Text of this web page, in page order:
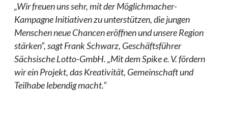
„Wir freuen uns sehr, mit der Möglichmacher-
Kampagne Initiativen zu unterstützen, die jungen
Menschen neue Chancen eröffnen und unsere Region
stärken“, sagt Frank Schwarz, Geschäftsführer
Sächsische Lotto-GmbH. „Mit dem Spike e. V. fördern
wir ein Projekt, das Kreativität, Gemeinschaft und
Teilhabe lebendig macht.“